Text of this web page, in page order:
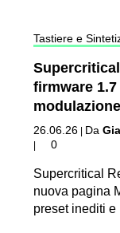
Tastiere e
firmware
modulazione
26.06.26 | Da
| 0
Supercritical
nuova pagina
preset inediti